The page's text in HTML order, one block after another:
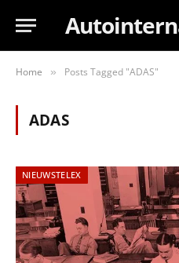
Home » Posts Tagged "ADAS"
ADAS
NIEUWSTELEX